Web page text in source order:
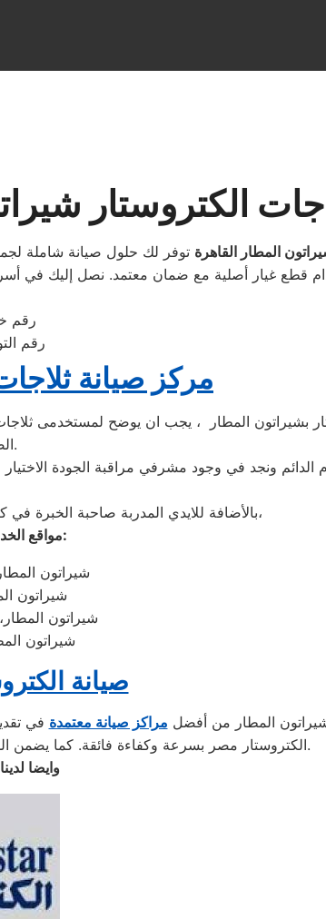
الكتروستار
المطار القاهرة توفر لك حلول صيانة شاملة
رقم
رقم
مركز صيانة
بشيراتون المطار ، يجب ان يوضح لمستخدمى
الصيانه لثلاجات الكتروستار.
الدائم ونجد في وجود مشرفي مراقبة الجودة
بالأضافة للايدي المدربة صاحبة الخبرة في كافة اعطال ثلاجات الكتروستار بجميع موديلاتها القديم منها والحديث،
مواقع الخدمة – شيراتون المطار، القاهرة:
شيراتون
شيراتون
شيراتون
شيراتون
صيانة
شيراتون المطار من أفضل مراكز صيانة معتمدة في
الكتروستار مصر بسرعة وكفاءة فائقة. كما يضمن المركز استخدام قطع غيار أصلية للحفاظ على جودة الأداء وطول عمر الجهاز.
وايضا لدينا